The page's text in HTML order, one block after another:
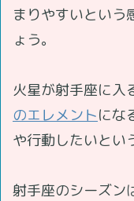
まりやすいという
ょう。
火星が射手座に入
のエレメントにな
や行動したいとい
射手座のシーズン